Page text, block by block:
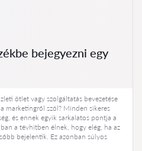
bejegyezni egy
ötlet vagy szolgáltatás bevezetése
marketingről szól? Minden sikeres
és ennek egyik sarkalatos pontja a
a tévhitben élnek, hogy elég, ha az
bejelentik. Ez azonban súlyos